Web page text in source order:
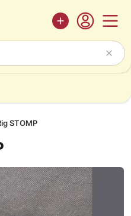
STOMP